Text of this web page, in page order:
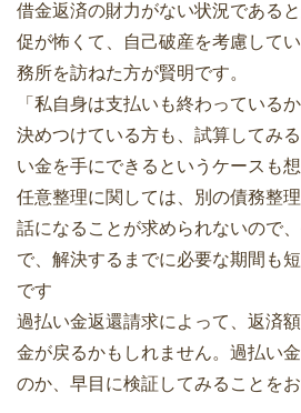
借金返済の財力がない状況である
促が怖くて、自己破産を考慮して
務所を訪ねた方が賢明です。
「私自身は支払いも終わっている
決めつけている方も、試算してみ
い金を手にできるというケースも想
任意整理に関しては、別の債務整
話になることが求められないので
で、解決するまでに必要な期間も
です
過払い金返還請求によって、返済
金が戻るかもしれません。過払い
のか、早目に検証してみることをお